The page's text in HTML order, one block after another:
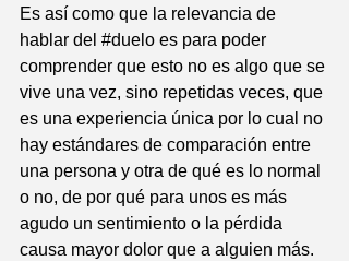
Es así como que la relevancia de
hablar del #duelo es para poder
comprender que esto no es algo que se
vive una vez, sino repetidas veces, que
es una experiencia única por lo cual no
hay estándares de comparación entre
una persona y otra de qué es lo normal
o no, de por qué para unos es más
agudo un sentimiento o la pérdida
causa mayor dolor que a alguien más.